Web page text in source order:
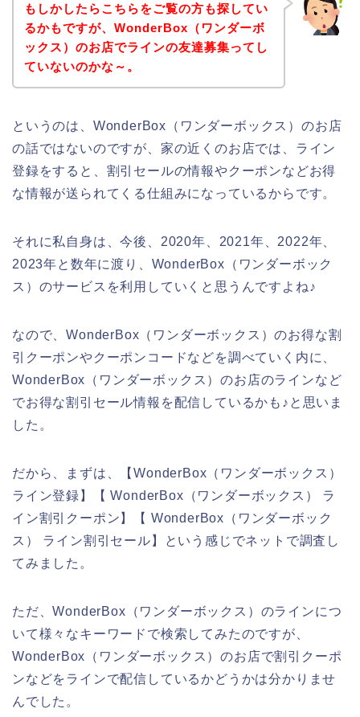
もしかしたらこちらをご覧の方も探してい
るかもですが、WonderBox（ワンダーボ
ックス）のお店でラインの友達募集ってし
ていないのかな～。
というのは、WonderBox（ワンダーボックス）のお店
の話ではないのですが、家の近くのお店では、ライン
登録をすると、割引セールの情報やクーポンなどお得
な情報が送られてくる仕組みになっているからです。
それに私自身は、今後、2020年、2021年、2022年、
2023年と数年に渡り、WonderBox（ワンダーボック
ス）のサービスを利用していくと思うんですよね♪
なので、WonderBox（ワンダーボックス）のお得な割
引クーポンやクーポンコードなどを調べていく内に、
WonderBox（ワンダーボックス）のお店のラインなど
でお得な割引セール情報を配信しているかも♪と思いま
した。
だから、まずは、【WonderBox（ワンダーボックス）
ライン登録】【 WonderBox（ワンダーボックス） ラ
イン割引クーポン】【 WonderBox（ワンダーボック
ス） ライン割引セール】という感じでネットで調査し
てみました。
ただ、WonderBox（ワンダーボックス）のラインにつ
いて様々なキーワードで検索してみたのですが、
WonderBox（ワンダーボックス）のお店で割引クーポ
ンなどをラインで配信しているかどうかは分かりませ
んでした。